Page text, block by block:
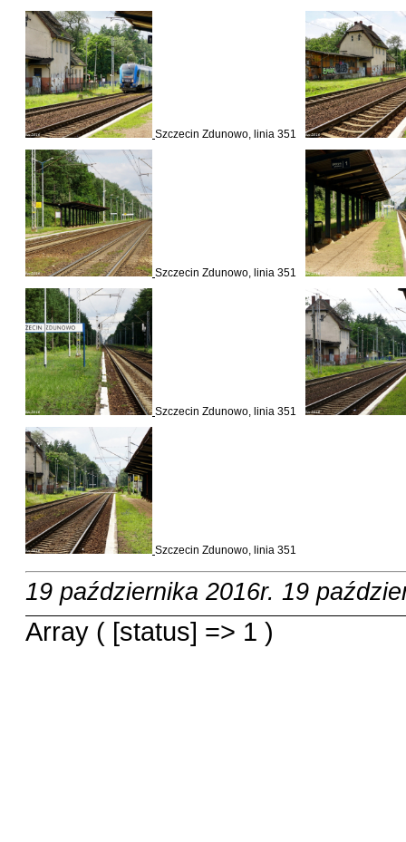
Szczecin Zdunowo, linia 351
Szczecin Zdunowo, linia 351
Szczecin Zdunowo, linia 351
Szczecin Zdunowo, linia 351
19 października 2016r. 19
Array ( [status] => 1 )